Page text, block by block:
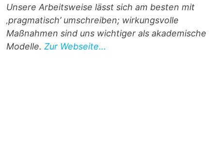
Unsere Arbeitsweise lässt sich am besten mit
‚pragmatisch’ umschreiben; wirkungsvolle
Maßnahmen sind uns wichtiger als akademische
Modelle.Zur Webseite...